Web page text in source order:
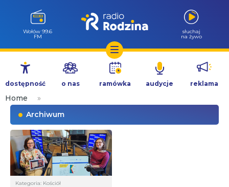
Przejdź
treści
Wołów 99.6
FM
słuchaj
na żywo
dostępność o nas ramówka audycje reklama
Home
»
Archiwum
Kategoria: Kościół